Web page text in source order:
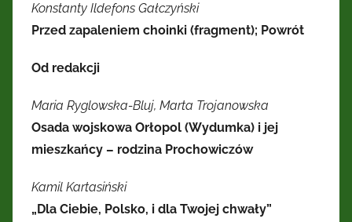
Kresów
Wschodnich
Konstanty Ildefons Gałczyński
Przed zapaleniem choinki (fragment); Powrót
Od redakcji
Maria Ryglowska-Bluj, Marta Trojanowska
Osada wojskowa Orłopol (Wydumka) i jej
mieszkańcy – rodzina Prochowiczów
Kamil Kartasiński
„Dla Ciebie, Polsko, i dla Twojej chwały”